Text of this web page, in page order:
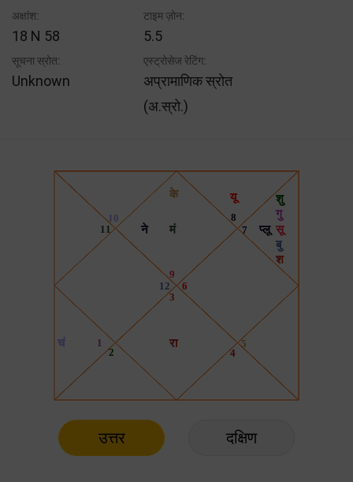
अक्षांश:
18 N 58
टाइम ज़ोन:
5.5
सूचना स्रोत:
Unknown
एस्ट्रोसेज रेटिंग:
अप्रामाणिक स्रोत
(अ.स्रो.)
उत्तर दक्षिण